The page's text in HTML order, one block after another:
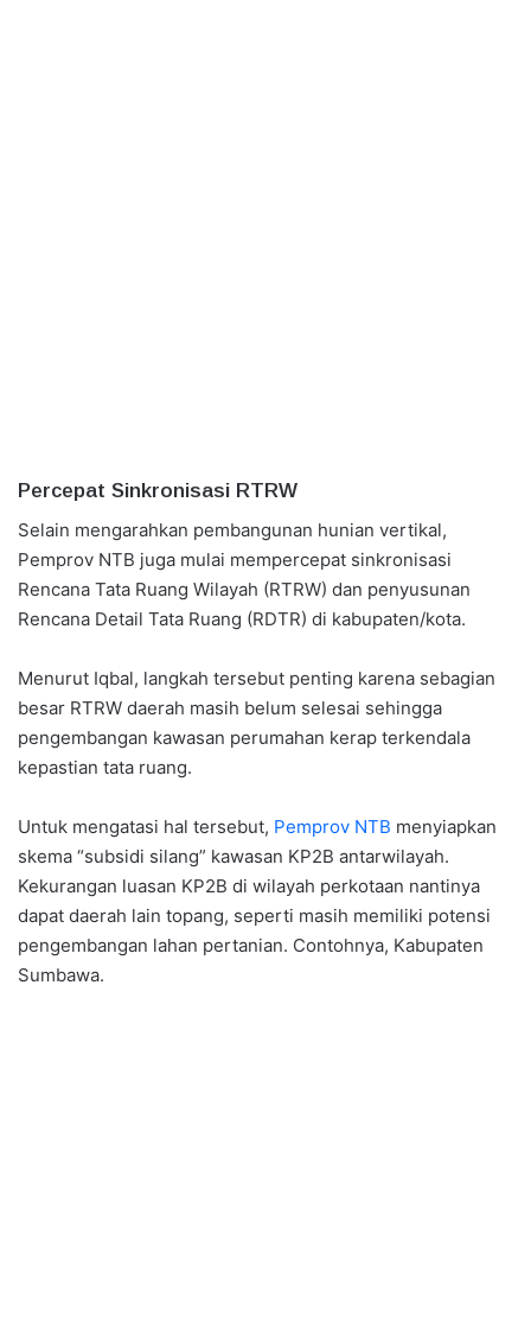
Percepat Sinkronisasi RTRW
Selain mengarahkan pembangunan hunian vertikal,
Pemprov NTB juga mulai mempercepat sinkronisasi
Rencana Tata Ruang Wilayah (RTRW) dan penyusunan
Rencana Detail Tata Ruang (RDTR) di kabupaten/kota.
Menurut Iqbal, langkah tersebut penting karena sebagian
besar RTRW daerah masih belum selesai sehingga
pengembangan kawasan perumahan kerap terkendala
kepastian tata ruang.
Untuk mengatasi hal tersebut, Pemprov NTB menyiapkan
skema “subsidi silang” kawasan KP2B antarwilayah.
Kekurangan luasan KP2B di wilayah perkotaan nantinya
dapat daerah lain topang, seperti masih memiliki potensi
pengembangan lahan pertanian. Contohnya, Kabupaten
Sumbawa.